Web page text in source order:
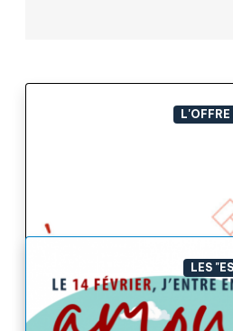
LES